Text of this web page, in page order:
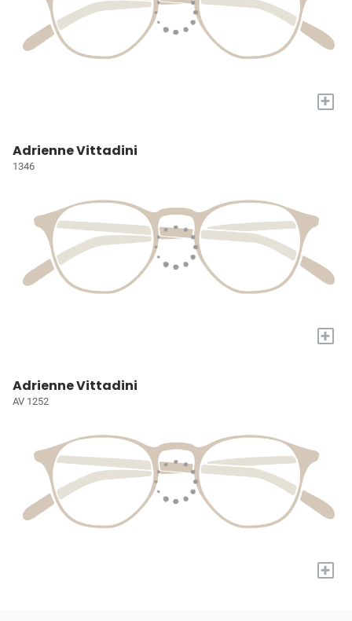
+
Adrienne Vittadini
1346
+
Adrienne Vittadini
AV 1252
+